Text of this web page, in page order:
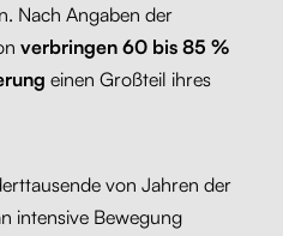
Nach Angaben der
verbringen 60 bis 85 %
einen Großteil ihres
von Jahren der
intensive Bewegung